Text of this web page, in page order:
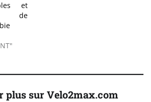
et
de
plus sur Velo2max.com